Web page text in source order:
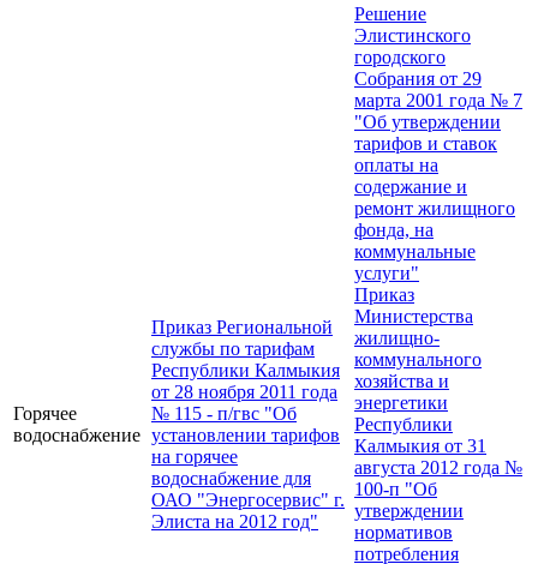
Горячее
водоснабжение
Приказ Региональной
службы по тарифам
Республики Калмыкия
от 28 ноября 2011 года
№ 115 - п/гвс "Об
установлении тарифов
на горячее
водоснабжение для
ОАО "Энергосервис" г.
Элиста на 2012 год"
Решение
Элистинского
городского
Собрания от 29
марта 2001 года № 7
"Об утверждении
тарифов и ставок
оплаты на
содержание и
ремонт жилищного
фонда, на
коммунальные
услуги"
Приказ
Министерства
жилищно-
коммунального
хозяйства и
энергетики
Республики
Калмыкия от 31
августа 2012 года №
100-п "Об
утверждении
нормативов
потребления